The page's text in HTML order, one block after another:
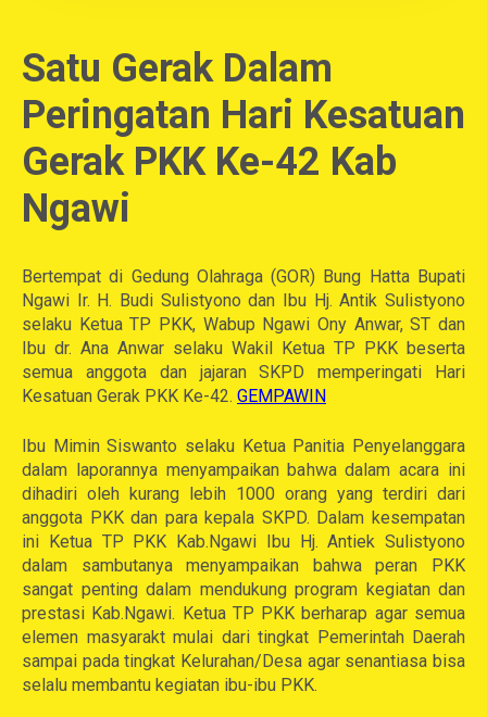
Satu Gerak Dalam
Peringatan Hari Kesatuan
Gerak PKK Ke-42 Kab
Ngawi
Bertempat di Gedung Olahraga (GOR) Bung Hatta Bupati
Ngawi Ir. H. Budi Sulistyono dan Ibu Hj. Antik Sulistyono
selaku Ketua TP PKK, Wabup Ngawi Ony Anwar, ST dan
Ibu dr. Ana Anwar selaku Wakil Ketua TP PKK beserta
semua anggota dan jajaran SKPD memperingati Hari
Kesatuan Gerak PKK Ke-42. GEMPAWIN
Ibu Mimin Siswanto selaku Ketua Panitia Penyelanggara
dalam laporannya menyampaikan bahwa dalam acara ini
dihadiri oleh kurang lebih 1000 orang yang terdiri dari
anggota PKK dan para kepala SKPD. Dalam kesempatan
ini Ketua TP PKK Kab.Ngawi Ibu Hj. Antiek Sulistyono
dalam sambutanya menyampaikan bahwa peran PKK
sangat penting dalam mendukung program kegiatan dan
prestasi Kab.Ngawi. Ketua TP PKK berharap agar semua
elemen masyarakt mulai dari tingkat Pemerintah Daerah
sampai pada tingkat Kelurahan/Desa agar senantiasa bisa
selalu membantu kegiatan ibu-ibu PKK.